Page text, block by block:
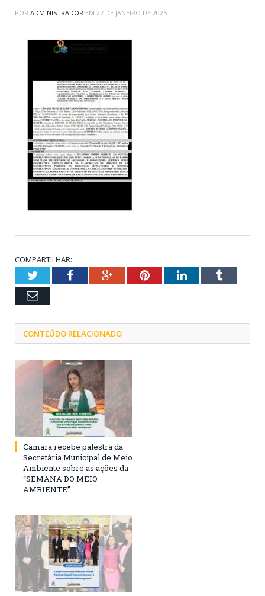
POR ADMINISTRADOR EM 27 DE JANEIRO DE 2025
COMPARTILHAR:
TwitterFacebookGoogle+PinterestLinkedInTumblr
Email
CONTEÚDO RELACIONADO
Câmara recebe palestra da
Secretária Municipal de Meio
Ambiente sobre as ações da
“SEMANA DO MEIO
AMBIENTE”